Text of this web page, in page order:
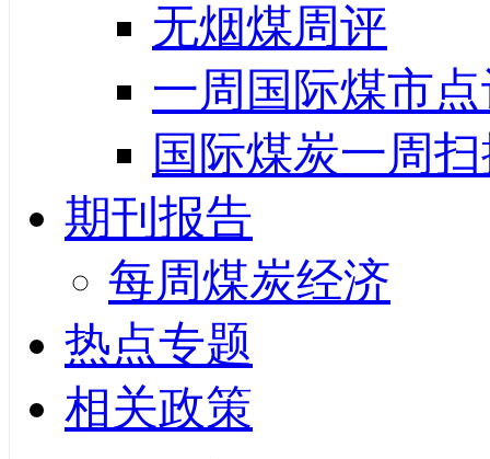
无烟煤周评
一周国际煤市
国际煤炭一周
期刊报告
每周煤炭经济
热点专题
相关政策